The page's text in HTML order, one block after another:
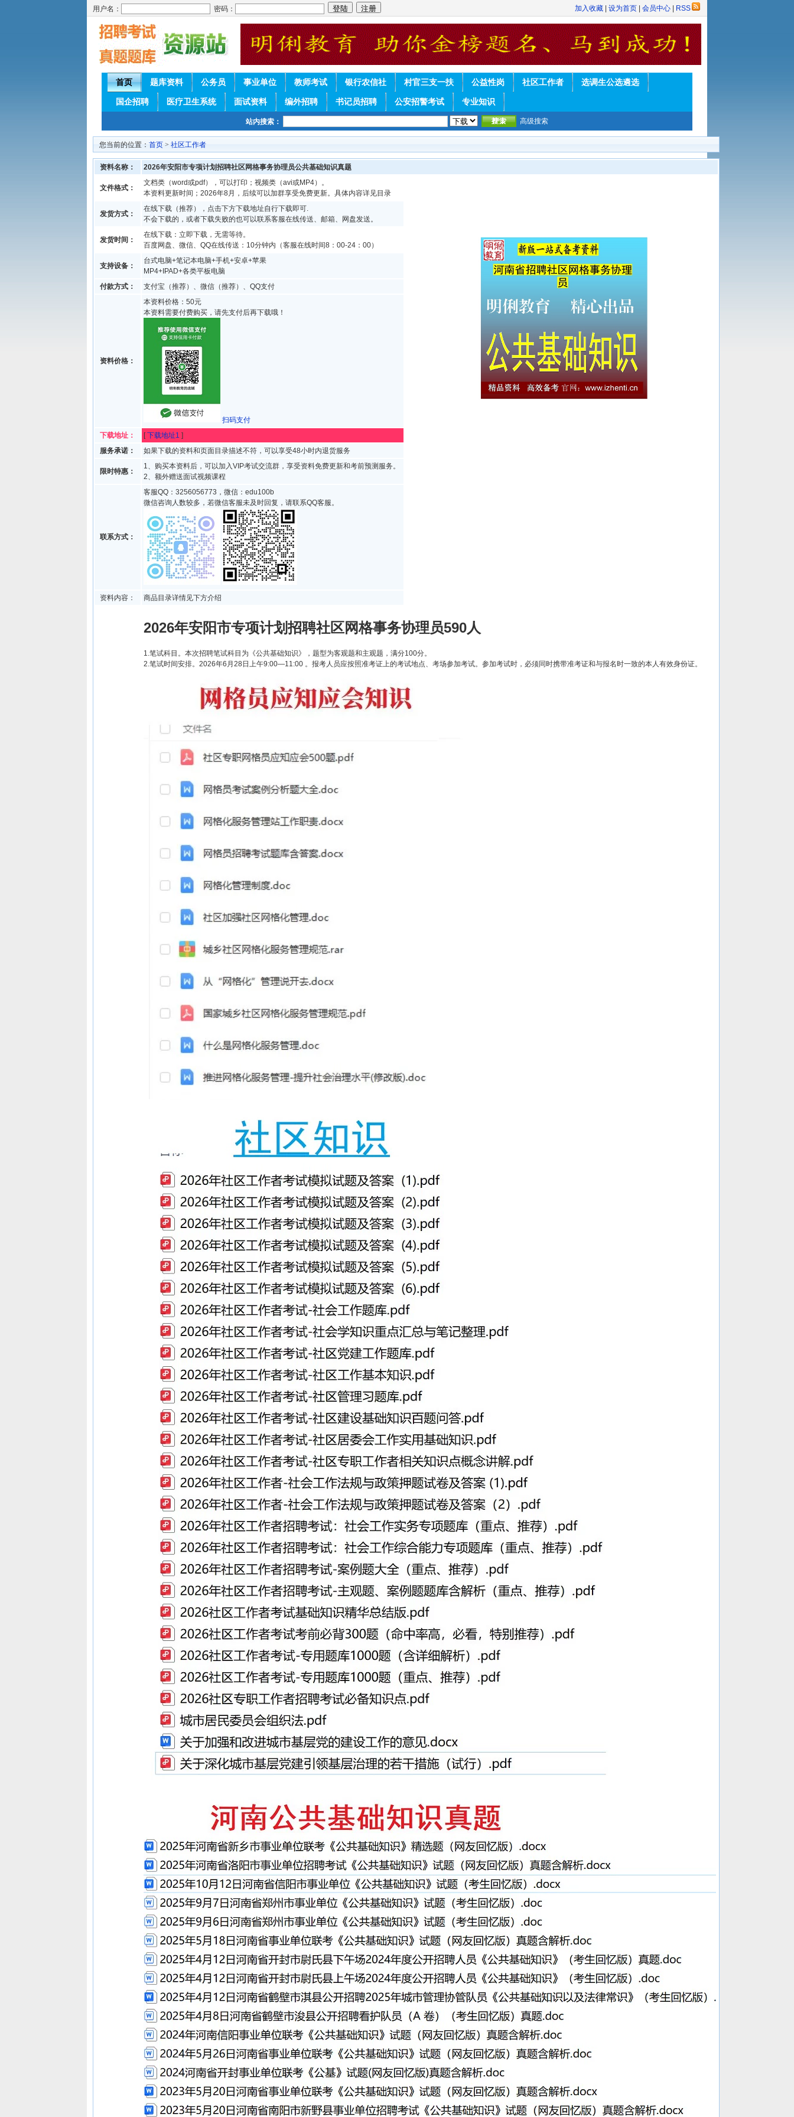
用户名： 密码： 加入收藏 设为首页 会员中心 RSS
首页 题库资料 公务员 事业单位 教师考试 银行农信社 村官三支一扶 公益性岗 社区工作者 选调生公选遴选
国企招聘 医疗卫生系统 面试资料 编外招聘 书记员招聘 公安招警考试 专业知识
站内搜索： 高级搜索
您当前的位置： 首页 > 社区工作者
资料名称： 2026年安阳市专项计划招聘社区网格事务协理员公共基础知识真题
文件格式：
文档类（word或pdf），可以打印；视频类（avi或MP4）。
本资料更新时间；2026年8月，后续可以加群享受免费更新。具体内容详见目录
发货方式：
在线下载（推荐），点击下方下载地址自行下载即可.
不会下载的，或者下载失败的也可以联系客服在线传送、邮箱、网盘发送。
发货时间：
在线下载：立即下载，无需等待。
百度网盘、微信、QQ在线传送：10分钟内（客服在线时间8：00-24：00）
支持设备：
台式电脑+笔记本电脑+手机+安卓+苹果
MP4+IPAD+各类平板电脑
付款方式：
支付宝（推荐）、微信（推荐）、QQ支付
资料价格：
本资料价格：50元
本资料需要付费购买，请先支付后再下载哦！
扫码支付
下载地址：
[下载地址1 ]
服务承诺：
如果下载的资料和页面目录描述不符，可以享受48小时内退货服务
限时特惠：
1、购买本资料后，可以加入VIP考试交流群，享受资料免费更新和考前预测服务。
2、额外赠送面试视频课程
联系方式：
客服QQ：3256056773，微信：edu100b
微信咨询人数较多，若微信客服未及时回复，请联系QQ客服。
资料内容： 商品目录详情见下方介绍
2026年安阳市专项计划招聘社区网格事务协理员590人
1.笔试科目。本次招聘笔试科目为《公共基础知识》，题型为客观题和主观题，满分100分。
2.笔试时间安排。2026年6月28日上午9:00—11:00 。报考人员应按照准考证上的考试地点、考场参加考试。参加考试时，必须同时携带准考证和与报名时一致的本人有效身份证。